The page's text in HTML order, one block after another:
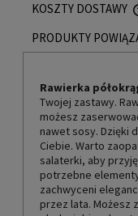
KOSZTY DOSTAWY
CENA NIE ZAWIERA
PRODUKTY
Rawierka
Twojej zastawy.
możesz
nawet sosy. Dzięki
Ciebie. Warto
salaterki, aby
potrzebne
zachwyceni
przez lata. Możesz